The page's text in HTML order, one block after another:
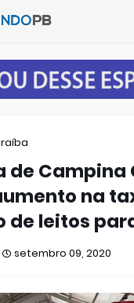
de Campina
na
de leitos
setembro 09, 2020